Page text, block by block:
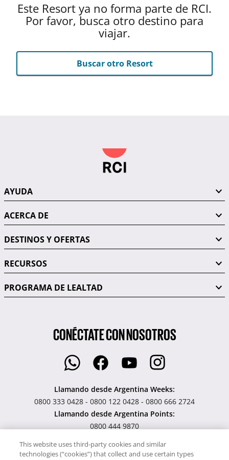
Este Resort ya no forma parte de RCI.
Por favor, busca otro destino para
viajar.
Buscar otro Resort
AYUDA
ACERCA DE
DESTINOS Y OFERTAS
RECURSOS
PROGRAMA DE LEALTAD
CONÉCTATE CON NOSOTROS
Llamando desde Argentina Weeks:
0800 333 0428 - 0800 122 0428 - 0800 666 2724
Llamando desde Argentina Points:
0800 444 9870
52 (55) 5283 0826
This website uses third-party cookies and similar
technologies (“cookies”) that collect and use certain types